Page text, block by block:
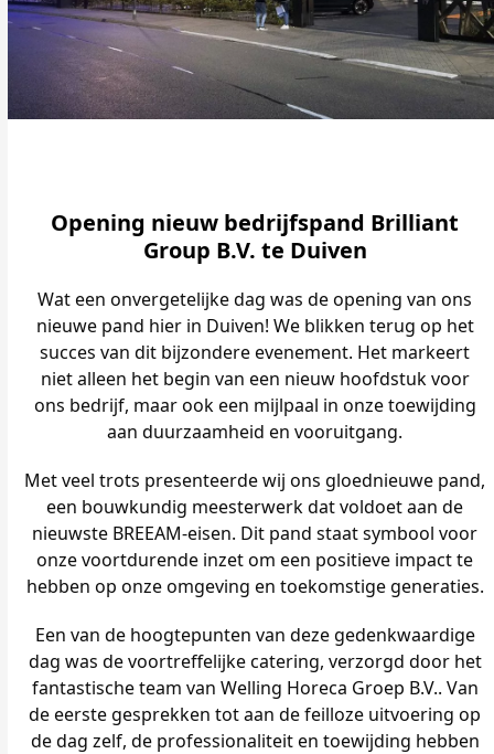
Opening nieuw bedrijfspand Brilliant
Group B.V. te Duiven
Wat een onvergetelijke dag was de opening van ons
nieuwe pand hier in Duiven! We blikken terug op het
succes van dit bijzondere evenement. Het markeert
niet alleen het begin van een nieuw hoofdstuk voor
ons bedrijf, maar ook een mijlpaal in onze toewijding
aan duurzaamheid en vooruitgang.
Met veel trots presenteerde wij ons gloednieuwe pand,
een bouwkundig meesterwerk dat voldoet aan de
nieuwste BREEAM-eisen. Dit pand staat symbool voor
onze voortdurende inzet om een positieve impact te
hebben op onze omgeving en toekomstige generaties.
Een van de hoogtepunten van deze gedenkwaardige
dag was de voortreffelijke catering, verzorgd door het
fantastische team van Welling Horeca Groep B.V.. Van
de eerste gesprekken tot aan de feilloze uitvoering op
de dag zelf, de professionaliteit en toewijding hebben